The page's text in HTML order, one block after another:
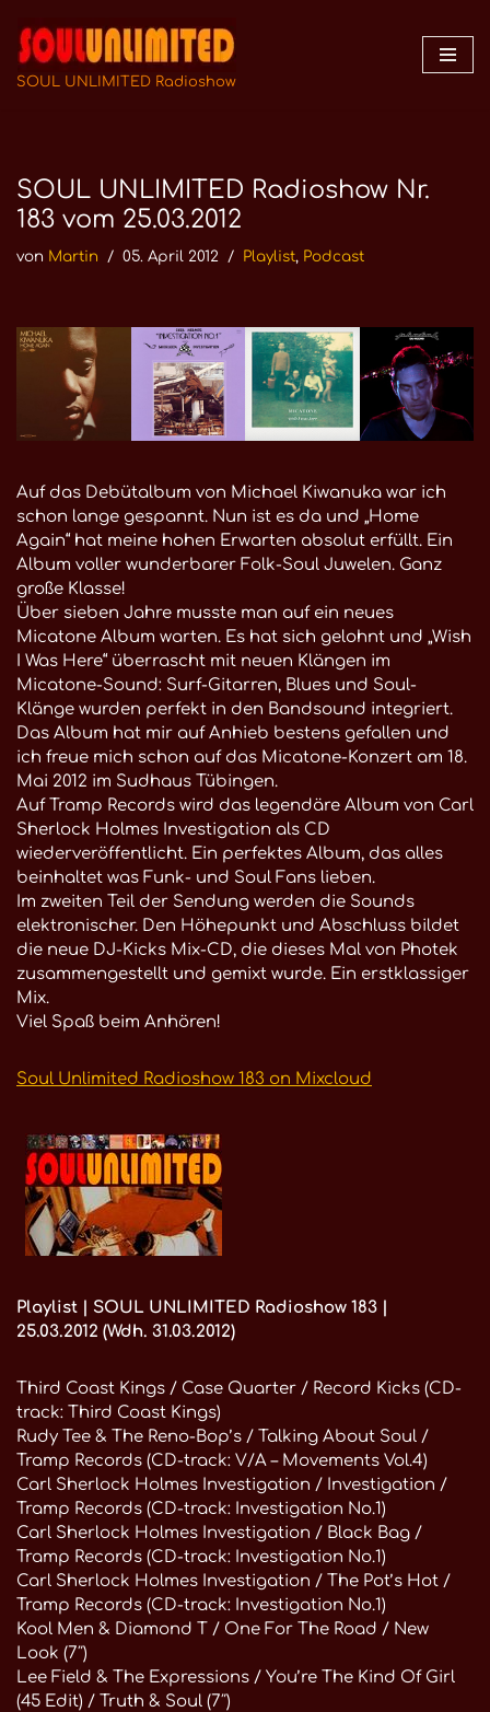
Zum
Inhalt
SOUL UNLIMITED Radioshow
SOUL UNLIMITED Radioshow Nr.
183 vom 25.03.2012
von Martin 05. April 2012 Playlist, Podcast
Auf das Debütalbum von Michael Kiwanuka war ich
schon lange gespannt. Nun ist es da und „Home
Again“ hat meine hohen Erwarten absolut erfüllt. Ein
Album voller wunderbarer Folk-Soul Juwelen. Ganz
große Klasse!
Über sieben Jahre musste man auf ein neues
Micatone Album warten. Es hat sich gelohnt und „Wish
I Was Here“ überrascht mit neuen Klängen im
Micatone-Sound: Surf-Gitarren, Blues und Soul-
Klänge wurden perfekt in den Bandsound integriert.
Das Album hat mir auf Anhieb bestens gefallen und
ich freue mich schon auf das Micatone-Konzert am 18.
Mai 2012 im Sudhaus Tübingen.
Auf Tramp Records wird das legendäre Album von Carl
Sherlock Holmes Investigation als CD
wiederveröffentlicht. Ein perfektes Album, das alles
beinhaltet was Funk- und Soul Fans lieben.
Im zweiten Teil der Sendung werden die Sounds
elektronischer. Den Höhepunkt und Abschluss bildet
die neue DJ-Kicks Mix-CD, die dieses Mal von Photek
zusammengestellt und gemixt wurde. Ein erstklassiger
Mix.
Viel Spaß beim Anhören!
Soul Unlimited Radioshow 183 on Mixcloud
Playlist | SOUL UNLIMITED Radioshow 183 |
25.03.2012 (Wdh. 31.03.2012)
Third Coast Kings / Case Quarter / Record Kicks (CD-
track: Third Coast Kings)
Rudy Tee & The Reno-Bop’s / Talking About Soul /
Tramp Records (CD-track: V/A – Movements Vol.4)
Carl Sherlock Holmes Investigation / Investigation /
Tramp Records (CD-track: Investigation No.1)
Carl Sherlock Holmes Investigation / Black Bag /
Tramp Records (CD-track: Investigation No.1)
Carl Sherlock Holmes Investigation / The Pot’s Hot /
Tramp Records (CD-track: Investigation No.1)
Kool Men & Diamond T / One For The Road / New
Look (7″)
Lee Field & The Expressions / You’re The Kind Of Girl
(45 Edit) / Truth & Soul (7″)